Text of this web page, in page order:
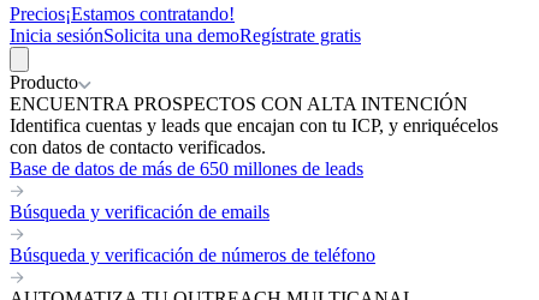
Precios¡Estamos contratando!
Inicia sesiónSolicita una demoRegístrate gratis
Producto
ENCUENTRA PROSPECTOS CON ALTA INTENCIÓN
Identifica cuentas y leads que encajan con tu ICP, y enriquécelos
con datos de contacto verificados.
Base de datos de más de 650 millones de leads
Búsqueda y verificación de emails
Búsqueda y verificación de números de teléfono